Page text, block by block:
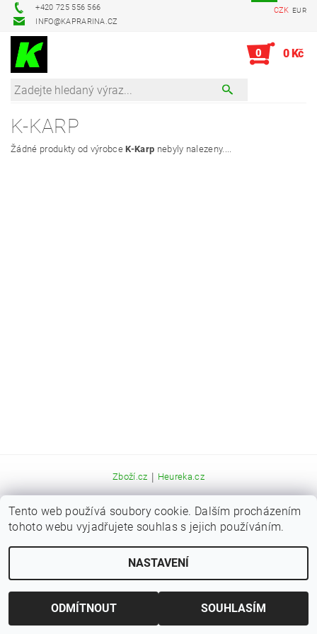
+420 725 556 566
INFO@KAPRARINA.CZ
CZK EUR
0 0 Kč
K-KARP
Žádné produkty od výrobceK-Karp nebyly nalezeny....
Zboží.cz | Heureka.cz
2026 © Kaprařina.cz, všechna práva vyhrazena Upravit nastavení cookies
Vytvořil Shoptet
Tento web používá soubory cookie. Dalším procházením
tohoto webu vyjadřujete souhlas s jejich používáním.
NASTAVENÍ
ODMÍTNOUT SOUHLASÍM